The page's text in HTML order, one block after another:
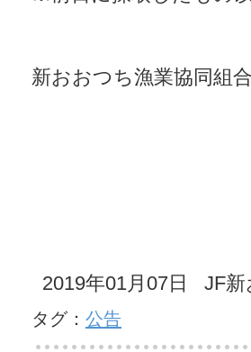
新おおつち漁業協同組合
2019年01月07日 JF新
タグ： 公告